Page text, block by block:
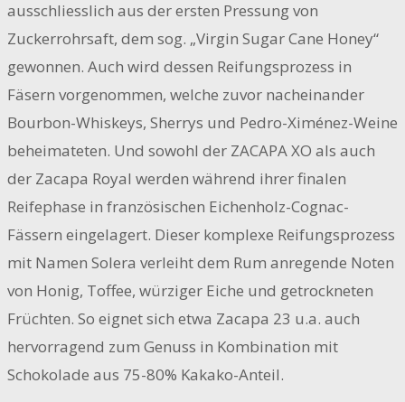
ausschliesslich aus der ersten Pressung von
Zuckerrohrsaft, dem sog. „Virgin Sugar Cane Honey“
gewonnen. Auch wird dessen Reifungsprozess in
Fäsern vorgenommen, welche zuvor nacheinander
Bourbon-Whiskeys, Sherrys und Pedro-Ximénez-Weine
beheimateten. Und sowohl der ZACAPA XO als auch
der Zacapa Royal werden während ihrer finalen
Reifephase in französischen Eichenholz-Cognac-
Fässern eingelagert. Dieser komplexe Reifungsprozess
mit Namen Solera verleiht dem Rum anregende Noten
von Honig, Toffee, würziger Eiche und getrockneten
Früchten. So eignet sich etwa Zacapa 23 u.a. auch
hervorragend zum Genuss in Kombination mit
Schokolade aus 75-80% Kakako-Anteil.